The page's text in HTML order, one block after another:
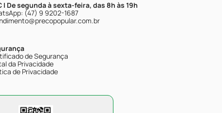
| De segunda à sexta-feira, das 8h às 19h
(47) 9 9202-1687
de Segurança
da Privacidade
de Privacidade